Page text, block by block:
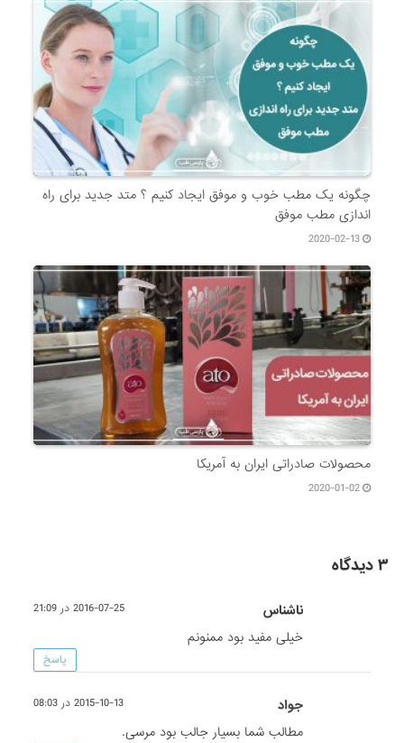
چگونه یک مطب خوب و موفق ایجاد کنیم ؟ متد جدید برای راه
اندازی مطب موفق
2020-02-13
محصولات صادراتی ایران به آمریکا
2020-01-02
۳ دیدگاه
ناشناس 2016-07-25 در 21:09
خیلی مفید بود ممنونم
پاسخ
جواد 2015-10-13 در 08:03
مطالب شما بسیار جالب بود مرسی.